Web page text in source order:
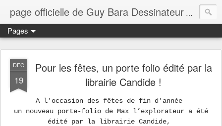
page officielle de Guy Bara Dessinateur page
Pages
DEC
19
Pour les fêtes, un porte folio édité par la
librairie Candide !
A l'occasion des fêtes de fin d’année
un nouveau porte-folio de Max l’explorateur a été
édité par la librairie Candide,